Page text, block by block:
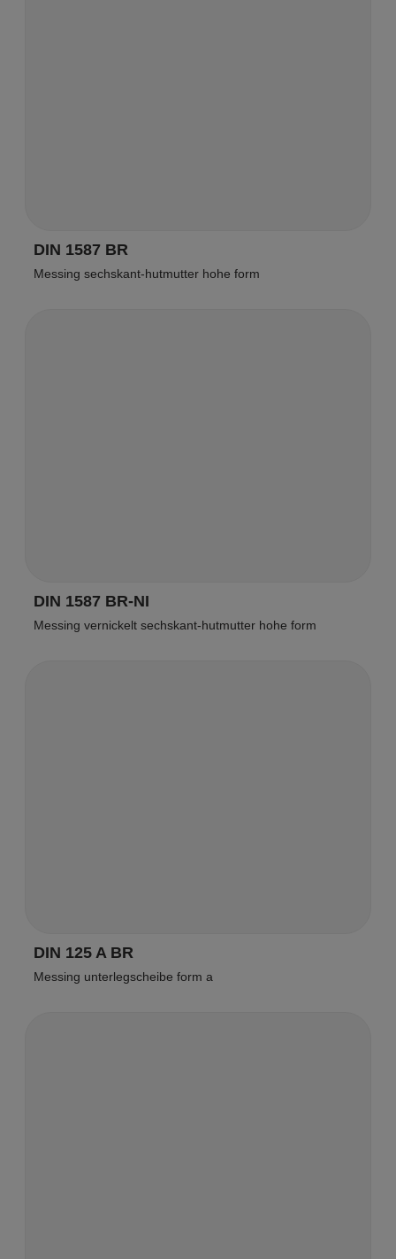
DIN 1587 BR
Messing sechskant-hutmutter hohe form
DIN 1587 BR-NI
Messing vernickelt sechskant-hutmutter hohe form
DIN 125 A BR
Messing unterlegscheibe form a